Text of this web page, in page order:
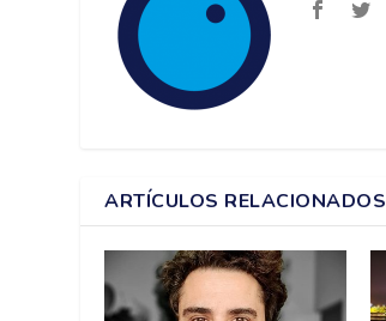
ARTÍCULOS RELACIONADOS